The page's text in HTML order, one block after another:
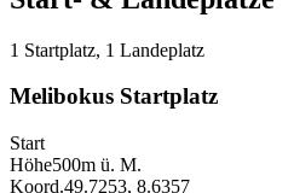
1 Startplatz, 1 Landeplatz
Melibokus Startplatz
Start
Höhe500m ü. M.
Koord.49.7253, 8.6357